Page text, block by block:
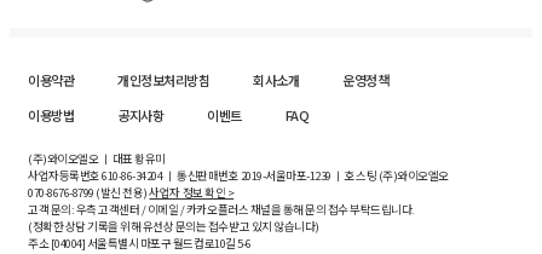
이용약관 개인정보처리방침 회사소개
운영정책
이용방법
공지사항 이벤트 FAQ
(주)와이오엘오 ㅣ 대표 황유미
사업자등록번호610-86-34204ㅣ 통신판매번호 2019-서울마포-1239 ㅣ 호스팅 (주)와이오엘오
070-8676-8799 (발신 전용)사업자 정보 확인 >
고객 문의: 우측 고객센터 / 이메일 / 카카오플러스 채널을 통해 문의 접수 부탁드립니다.
(정확한 상담 기록을 위해 유선상 문의는 접수받고 있지 않습니다)
주소 [04004] 서울특별시 마포구 월드컵로10길5-6